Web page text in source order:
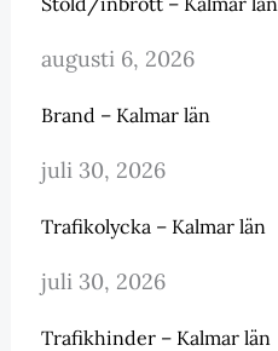
augusti 6, 2026
Brand – Kalmar län
juli 30, 2026
Trafikolycka – Kalmar län
juli 30, 2026
Trafikhinder – Kalmar län